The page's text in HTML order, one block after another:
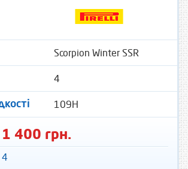
Scorpion Winter SSR
4
109H
1 400 грн.
4